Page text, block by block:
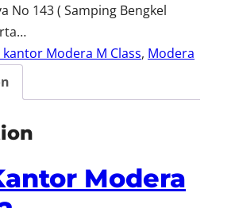
No 143 ( Samping Bengkel
kantor Modera M Class, Modera
Modera